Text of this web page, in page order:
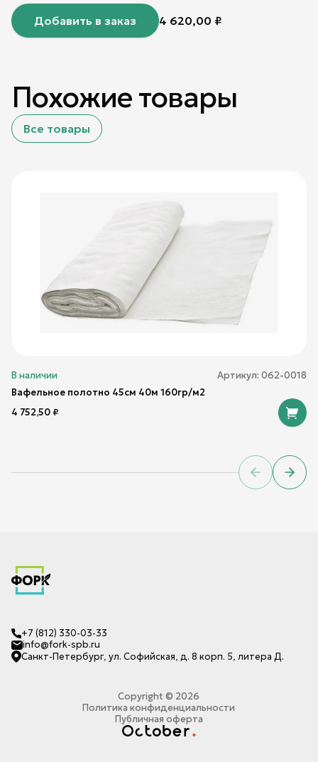
Добавить в заказ 4 620,00 ₽
Похожие товары
Все товары
В наличии Артикул: 062-0018
Вафельное полотно 45см 40м 160гр/м2
4 752,50₽
Previous
Next
+7 (812) 330-03-33
info@fork-spb.ru
Санкт-Петербург, ул. Софийская, д. 8 корп. 5, литера Д.
Copyright © 2026
Политика конфиденциальности
Публичная оферта